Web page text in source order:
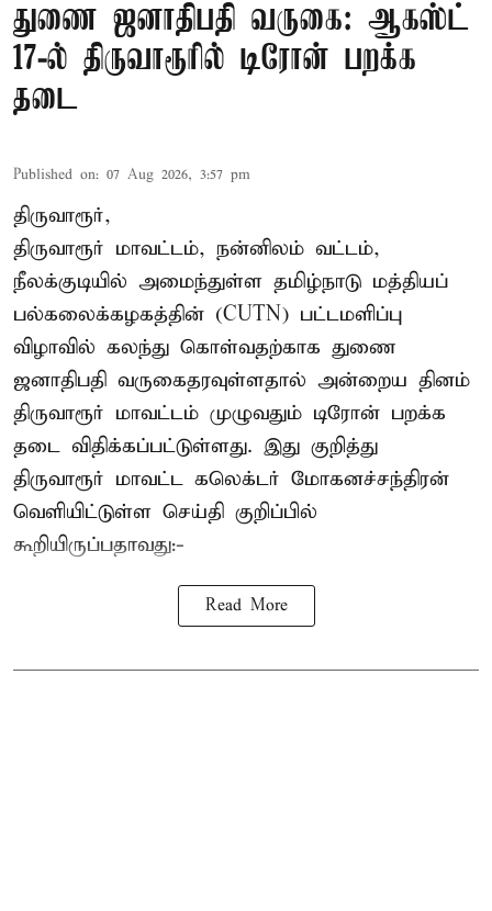
துணை ஜனாதிபதி வருகை: ஆகஸ்ட்
17-ல் திருவாரூரில் டிரோன் பறக்க
தடை
Published on: 07 Aug 2026, 3:57 pm
திருவாரூர்,
திருவாரூர் மாவட்டம், நன்னிலம் வட்டம்,
நீலக்குடியில் அமைந்துள்ள தமிழ்நாடு மத்தியப்
பல்கலைக்கழகத்தின் (CUTN) பட்டமளிப்பு
விழாவில் கலந்து கொள்வதற்காக துணை
ஜனாதிபதி வருகைதரவுள்ளதால் அன்றைய தினம்
திருவாரூர் மாவட்டம் முழுவதும் டிரோன் பறக்க
தடை விதிக்கப்பட்டுள்ளது. இது குறித்து
திருவாரூர் மாவட்ட கலெக்டர் மோகனச்சந்திரன்
வெளியிட்டுள்ள செய்தி குறிப்பில்
கூறியிருப்பதாவது:-
Read More